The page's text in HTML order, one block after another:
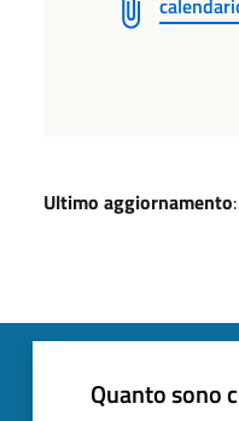
Ultimo aggiornamento
Quanto sono